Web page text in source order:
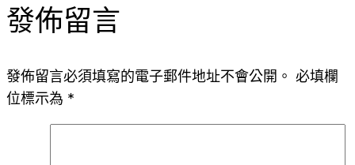
發佈留言
發佈留言必須填寫的電子郵件地址不會公開。 必填欄
位標示為 *